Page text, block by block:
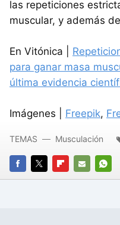
las repeticiones
muscular, y además
En Vitónica |
para ganar masa
última evidencia
Imágenes | Freepik,
FACEBOOK
TWITTERFLIPBOARD
E-
TEMAS Musculación